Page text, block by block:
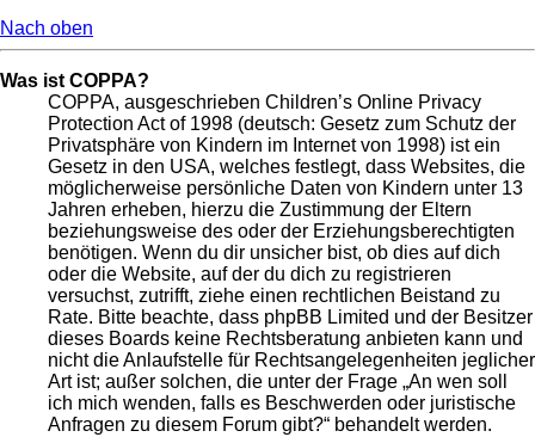
Nach oben
Was ist COPPA?
COPPA, ausgeschrieben Children’s Online Privacy
Protection Act of 1998 (deutsch: Gesetz zum Schutz der
Privatsphäre von Kindern im Internet von 1998) ist ein
Gesetz in den USA, welches festlegt, dass Websites, die
möglicherweise persönliche Daten von Kindern unter 13
Jahren erheben, hierzu die Zustimmung der Eltern
beziehungsweise des oder der Erziehungsberechtigten
benötigen. Wenn du dir unsicher bist, ob dies auf dich
oder die Website, auf der du dich zu registrieren
versuchst, zutrifft, ziehe einen rechtlichen Beistand zu
Rate. Bitte beachte, dass phpBB Limited und der Besitzer
dieses Boards keine Rechtsberatung anbieten kann und
nicht die Anlaufstelle für Rechtsangelegenheiten jeglicher
Art ist; außer solchen, die unter der Frage „An wen soll
ich mich wenden, falls es Beschwerden oder juristische
Anfragen zu diesem Forum gibt?“ behandelt werden.